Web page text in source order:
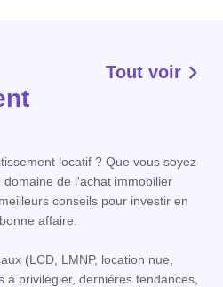
Tout voir
locatif ? Que vous soyez
de l'achat immobilier
conseils pour investir en
affaire.
(LCD, LMNP, location nue,
privilégier, dernières tendances,